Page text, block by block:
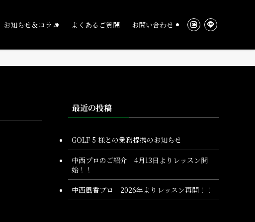
お知らせ＆コラム よくあるご質問 お問い合わせ
最近の投稿
GOLF 5 様との業務提携のお知らせ
中西プロのご紹介 4月13日よりレッスン開
始！！
中西風香プロ 2026年よりレッスン再開！！